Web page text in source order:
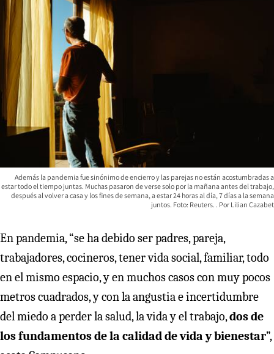
Además la pandemia fue sinónimo de encierro y las parejas no están acostumbradas a
estar todo el tiempo juntas. Muchas pasaron de verse solo por la mañana antes del trabajo,
después al volver a casa y los fines de semana, a estar 24 horas al día, 7 días a la semana
juntos. Foto: Reuters.
Lilian Cazabet
En pandemia, “se ha debido ser padres, pareja,
trabajadores, cocineros, tener vida social, familiar, todo
en el mismo espacio, y en muchos casos con muy pocos
metros cuadrados, y con la angustia e incertidumbre
del miedo a perder la salud, la vida y el trabajo,dos de
los fundamentos de la calidad de vida y bienestar”,